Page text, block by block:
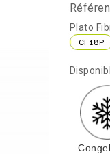
Plato
CF18P